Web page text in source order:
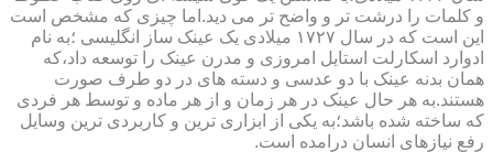
و کلمات را درشت تر و واضح تر می دید.اما چیزی که مشخص است
این است که در سال ۱۷۲۷ میلادی یک عینک ساز انگلیسی ؛به نام
ادوارد اسکارلت استایل امروزی و مدرن عینک را توسعه داد،که
همان بدنه عینک با دو عدسی و دسته های در دو طرف صورت
هستند.به هر حال عینک در هر زمان و از هر ماده و توسط هر فردی
که ساخته شده باشد؛به یکی از ابزاری ترین و کاربردی ترین وسایل
رفع نیازهای انسان درامده است.